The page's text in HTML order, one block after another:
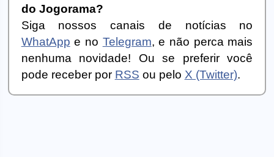
do Jogorama?
Siga nossos canais de notícias no
WhatApp e no Telegram, e não perca mais
nenhuma novidade! Ou se preferir você
pode receber por RSS ou pelo X (Twitter).